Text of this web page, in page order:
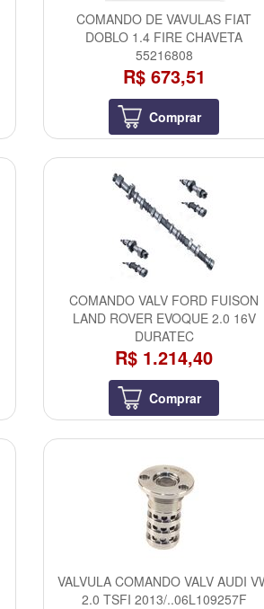
COMANDO DE VAVULAS FIAT
DOBLO 1.4 FIRE CHAVETA
55216808
R$ 673,51
Comprar
COMANDO VALV FORD FUISON
LAND ROVER EVOQUE 2.0 16V
DURATEC
R$ 1.214,40
Comprar
VALVULA COMANDO VALV AUDI
2.0 TSFI 2013/..06L109257F